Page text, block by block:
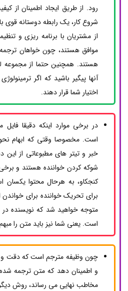
رود. از طریق ایجاد اطمینان از
شروع کار، یک رابطه دوستانه قوی
از مشتریان با برنامه ریزی و
موافق هستند، چون خواهان
هستند. همچنین حتما از
آنها پیگیر باشید که اگر
اختیار شما قرار دهند.
در برخی موارد اینکه دقیقا فایل
است. مخصوصا وقتی که ابهام
خبر و تیتر های مطبوعاتی از این
شوکه کردن خواننده هستند و
کنجکاو، به هرحال محتوا
برای تحریک خواننده برای
متوجه خواهید شد که نویسنده در
است. یعنی شما نیز باید متن را
چون وظیفه مترجم است که دقت
و اطمینان دهد که متن ترجمه
مخاطب نهایی می رساند، روش